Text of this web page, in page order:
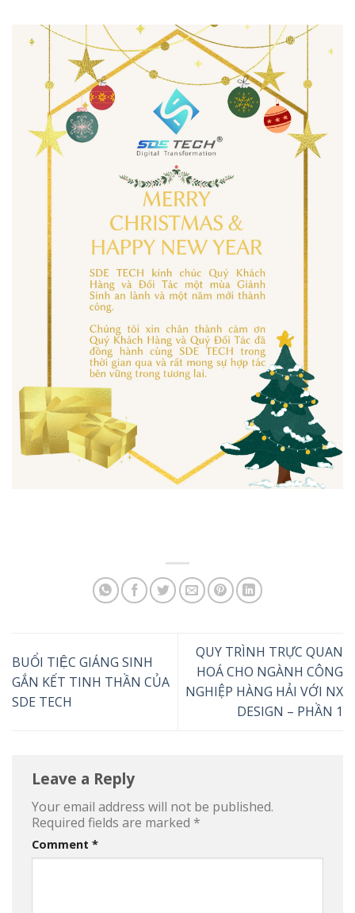
BUỔI TIỆC GIÁNG SINH
GẮN KẾT TINH THẦN CỦA
SDE TECH
QUY TRÌNH TRỰC QUAN
HOÁ CHO NGÀNH CÔNG
NGHIỆP HÀNG HẢI VỚI NX
DESIGN – PHẦN 1
Leave a Reply
Your email address will not be published.
Required fields are marked *
Comment *